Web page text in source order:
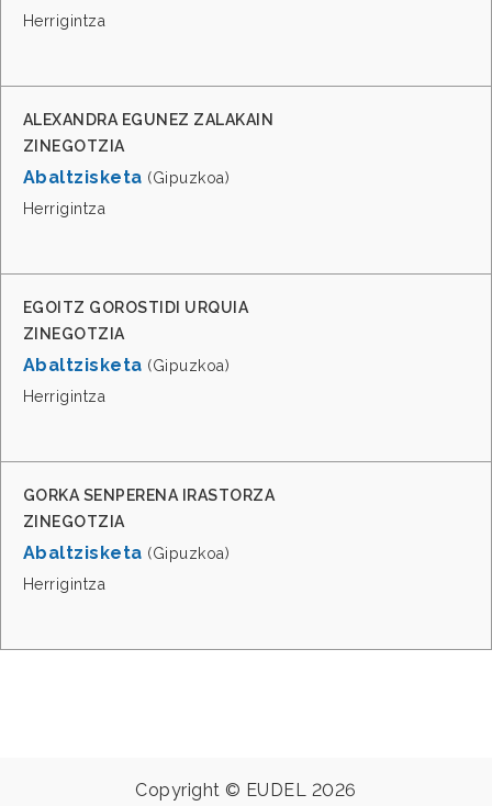
Herrigintza
ALEXANDRA EGUNEZ ZALAKAIN
ZINEGOTZIA
Abaltzisketa (Gipuzkoa)
Herrigintza
EGOITZ GOROSTIDI URQUIA
ZINEGOTZIA
Abaltzisketa (Gipuzkoa)
Herrigintza
GORKA SENPERENA IRASTORZA
ZINEGOTZIA
Abaltzisketa (Gipuzkoa)
Herrigintza
Copyright © EUDEL 2026